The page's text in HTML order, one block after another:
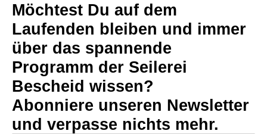
Möchtest Du auf dem
Laufenden bleiben und immer
über das spannende
Programm der Seilerei
Bescheid wissen?
Abonniere unseren Newsletter
und verpasse nichts mehr.